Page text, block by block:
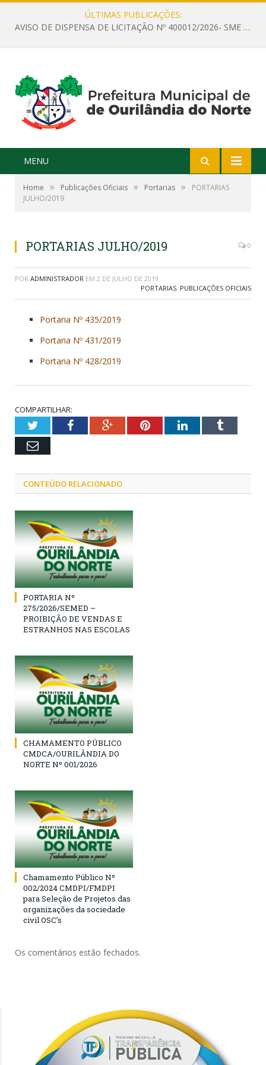
ÚLTIMAS PUBLICAÇÕES:
AVISO DE DISPENSA DE LICITAÇÃO Nº 400012/2026- SME – CONTRATAÇÃO DE EMPRESA ESPECIALIZADA PARA LOCAÇÃO DE ÔNIBUS EXECUTIVO COM CAPACIDADE DE 60 (SESSENTA) POLTRONAS, PARA TRANSPORTAR PROFESSORES RESPONSÁVEIS E ALUNOS PARA BRASÍLIA, COM SAÍDA DIA 10/08/2026 E RETORNO DIA 14/08/2026
MENU
Home » Publicações Oficiais » Portarias »
PORTARIAS
JULHO/2019
PORTARIAS JULHO/2019 0
POR ADMINISTRADOR EM 2 DE JULHO DE 2019
PORTARIAS, PUBLICAÇÕES OFICIAIS
Portaria Nº 435/2019
Portaria Nº 431/2019
Portaria Nº 428/2019
COMPARTILHAR:
TwitterFacebookGoogle+PinterestLinkedInTumblr
Email
CONTEÚDO RELACIONADO
PORTARIA Nº
275/2026/SEMED –
PROIBIÇÃO DE VENDAS E
ESTRANHOS NAS ESCOLAS
CHAMAMENTO PÚBLICO
CMDCA/OURILÂNDIA DO
NORTE Nº 001/2026
Chamamento Público Nº
002/2024 CMDPI/FMDPI
para Seleção de Projetos das
organizações da sociedade
civil OSC’s
Os comentários estão fechados.